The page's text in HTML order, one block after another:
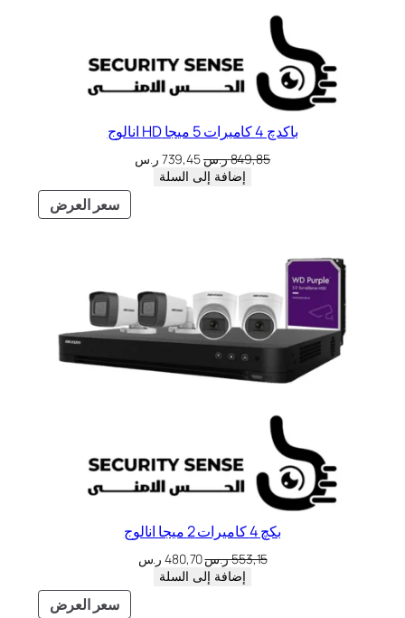
باكدچ 4 كاميرات 5 ميجا HD انالوج
849,85ر.س739,45 ر.س
إضافة إلى السلة
سعر العرض
بكچ 4 كاميرات 2 ميجا انالوج
553,15ر.س480,70 ر.س
إضافة إلى السلة
سعر العرض